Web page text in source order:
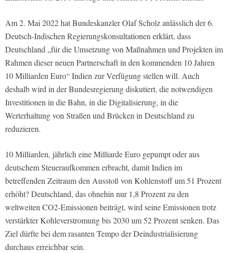
Am 2. Mai 2022 hat Bundeskanzler Olaf Scholz anlässlich der 6.
Deutsch-Indischen Regierungskonsultationen erklärt, dass
Deutschland „für die Umsetzung von Maßnahmen und Projekten im
Rahmen dieser neuen Partnerschaft in den kommenden 10 Jahren
10 Milliarden Euro“ Indien zur Verfügung stellen will. Auch
deshalb wird in der Bundesregierung diskutiert, die notwendigen
Investitionen in die Bahn, in die Digitalisierung, in die
Werterhaltung von Straßen und Brücken in Deutschland zu
reduzieren.
10 Milliarden, jährlich eine Milliarde Euro gepumpt oder aus
deutschem Steueraufkommen erbracht, damit Indien im
betreffenden Zeitraum den Ausstoß von Kohlenstoff um 51 Prozent
erhöht? Deutschland, das ohnehin nur 1,8 Prozent zu den
weltweiten CO2-Emissionen beiträgt, wird seine Emissionen trotz
verstärkter Kohleverstromung bis 2030 um 52 Prozent senken. Das
Ziel dürfte bei dem rasanten Tempo der Deindustrialisierung
durchaus erreichbar sein.